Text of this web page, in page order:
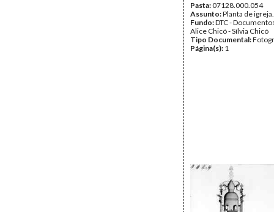
Pasta:07128.000.054
Assunto:Planta de igreja.
Fundo:DTC -
Alice Chicó - Sílvia Chicó
Tipo Documental:
Página(s): 1